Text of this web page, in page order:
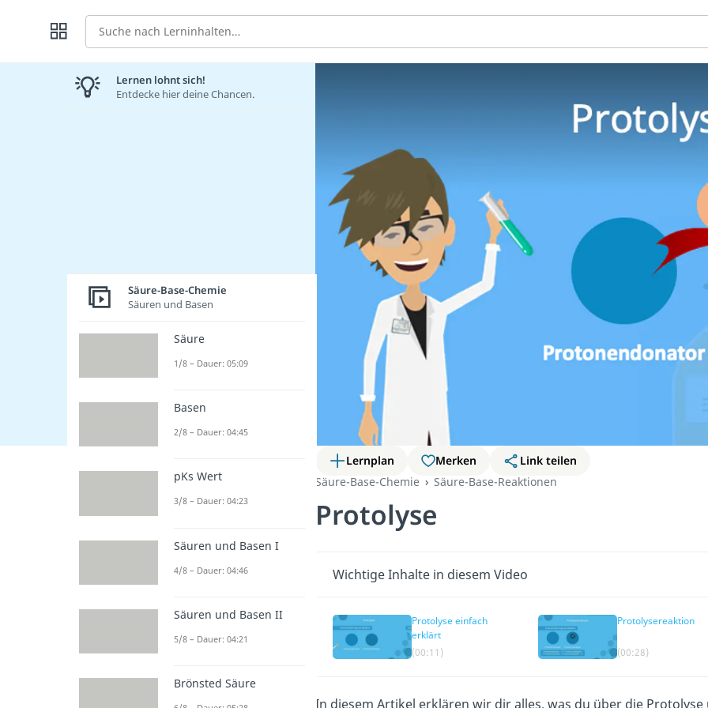
Suche
Lernplan Merken
Link teilen
Säure-Base-Chemie
Säure-Base-Reaktionen
Protolyse
Wichtige Inhalte in diesem Video
Protolyse einfach
erklärt
(00:11)
Protolysereaktion
(00:28)
In diesem Artikel erklären wir dir alles, was du über die
Lernen lohnt sich!
Entdecke hier deine Chancen.
Säure-Base-Chemie
Säuren und Basen
Säure
1/8 – Dauer: 05:09
Basen
2/8 – Dauer: 04:45
pKs Wert
3/8 – Dauer: 04:23
Säuren und Basen I
4/8 – Dauer: 04:46
Säuren und Basen II
5/8 – Dauer: 04:21
Brönsted Säure